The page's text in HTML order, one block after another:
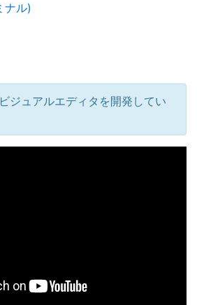
ナル)
ジュアルエディタを開発してい